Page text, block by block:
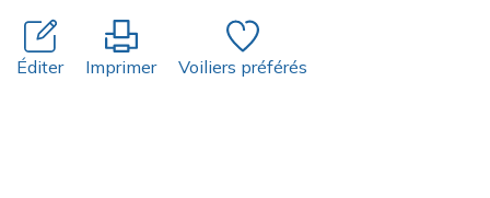
Éditer Imprimer Voiliers préférés